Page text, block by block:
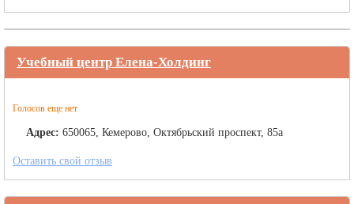
Учебный центр Елена-Холдинг
Голосов еще нет
Адрес: 650065, Кемерово, Октябрьский проспект, 85а
Оставить свой отзыв